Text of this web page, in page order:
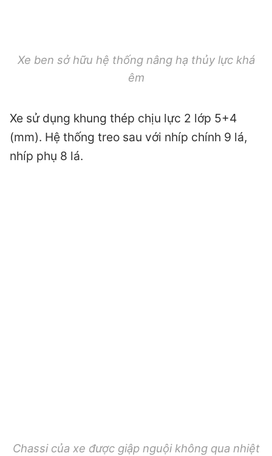
Xe ben sở hữu hệ thống nâng hạ thủy lực khá
êm
Xe sử dụng khung thép chịu lực 2 lớp 5+4
(mm). Hệ thống treo sau với nhíp chính 9 lá,
nhíp phụ 8 lá.
Chassi của xe được giập nguội không qua nhiệt